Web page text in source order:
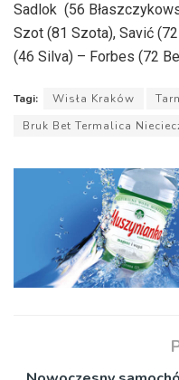
Sadlok (56
Szot (81 Szota), Savić
(46 Silva) – Forbes (72
Tagi: Wisła Kraków
Bruk Bet Termalica